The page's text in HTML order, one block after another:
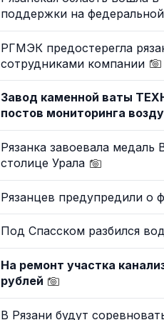
поддержки на
РГМЭК предостерегла
сотрудниками компании
Завод каменной ваты
постов мониторинга
Рязанка завоевала медаль
столице Урала
Рязанцев предупредили
Под Спасском разбился
На ремонт участка
рублей
В Рязани будут